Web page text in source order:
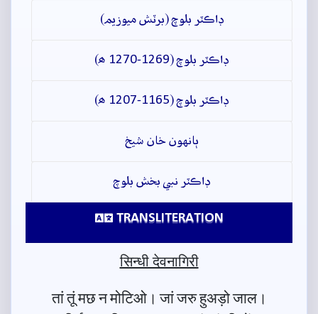
ڊاڪٽر بلوچ (برٽش ميوزيم)
ڊاڪٽر بلوچ (1269-1270 ھ)
ڊاڪٽر بلوچ (1165-1207 ھ)
ٻانهون خان شيخ
ڊاڪٽر نبي بخش بلوچ
TRANSLITERATION
सिन्धी देवनागिरी
तां तूं मछ न मोटिओ। जां जरु हुअड़ो जाल।